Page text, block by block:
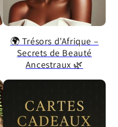
🌍 Trésors d’Afrique –
Secrets de Beauté
Ancestraux 🌿